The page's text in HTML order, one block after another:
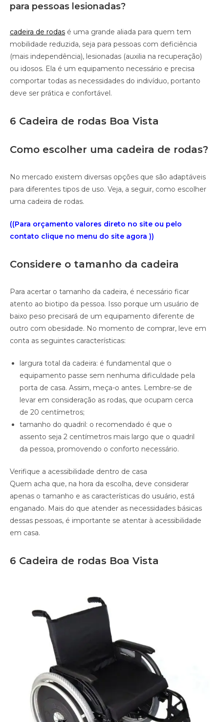
para pessoas lesionadas?
cadeira de rodas é uma grande aliada para quem tem
mobilidade reduzida, seja para pessoas com deficiência
(mais independência), lesionadas (auxilia na recuperação)
ou idosos. Ela é um equipamento necessário e precisa
comportar todas as necessidades do indivíduo, portanto
deve ser prática e confortável.
6 Cadeira de rodas Boa Vista
Como escolher uma cadeira de rodas?
No mercado existem diversas opções que são adaptáveis
para diferentes tipos de uso. Veja, a seguir, como escolher
uma cadeira de rodas.
((Para orçamento valores direto no site ou pelo
contato clique no menu do site agora ))
Considere o tamanho da cadeira
Para acertar o tamanho da cadeira, é necessário ficar
atento ao biotipo da pessoa. Isso porque um usuário de
baixo peso precisará de um equipamento diferente de
outro com obesidade. No momento de comprar, leve em
conta as seguintes características:
largura total da cadeira: é fundamental que o
equipamento passe sem nenhuma dificuldade pela
porta de casa. Assim, meça-o antes. Lembre-se de
levar em consideração as rodas, que ocupam cerca
de 20 centímetros;
tamanho do quadril: o recomendado é que o
assento seja 2 centímetros mais largo que o quadril
da pessoa, promovendo o conforto necessário.
Verifique a acessibilidade dentro de casa
Quem acha que, na hora da escolha, deve considerar
apenas o tamanho e as características do usuário, está
enganado. Mais do que atender as necessidades básicas
dessas pessoas, é importante se atentar à acessibilidade
em casa.
6 Cadeira de rodas Boa Vista